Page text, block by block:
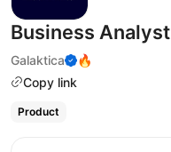
Business Analyst
Galaktica
🔥
Copy link
Product